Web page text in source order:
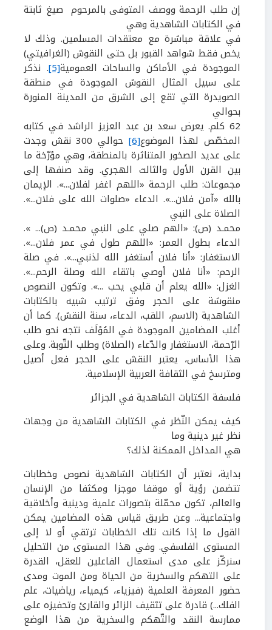
إن طلب الرحمة ووصف المتوفى بالمرحوم صيغ ثابتة
في الكتابات الشاهدية وهي
في علاقة مباشرة مع معتقدات المسلمين. وذلك لا
يخص فقط شواهد القبور بل حتى النقوش (الغرافيتي)
الموجودة في الأماكن والساحات العمومية[5]. نذكر
على سبيل المثال النقوش الموجودة في منطقة
الصويدرة التي تقع إلى الشرق من المدينة المنورة
بحوالي
62كلم. يعرض سعد بن عبد العزيز الراشد في كتابه
المخصّص لهذا الموضوع[6]حوالي 300نقش وجدت
على عديد الصخور المتناثرة بالمنطقة، وهي مؤرّخة ما
بين القرن الأول والثالث الهجري. وقد صنفها إلى
مجموعات: طلب الرحمة «اللهم اغفر لفلان...». الإيمان
بالله «آمن فلان...». الدعاء «صلوات الله على فلان...».
الصلاة على النبي
محمـد (ص): «الهم صلي على النبي محمـد (ص)... ».
الدعاء بطول العمر: «اللهم طول في عمر فلان...».
الاستغفار: «أنا فلان أستغفر الله لذنبي...». في صلة
الرحم: «أنا فلان أوصي باتقاء الله وصلة الرحم...».
الغزل: «الله يعلم أن قلبي يحب ...». وتكون النصوص
منقوشة على الحجر وفق ترتيب شبيه بالكتابات
الشاهدية (الاسم، اللقب، الدعاء، سنة النقش). كما أن
أغلب المضامين الموجودة في المُؤلَف تتجه نحو طلب
الرّحمة، الاستغفار والدّعاء (الصلاة) وطلب التّوبة. وعلى
هذا الأساس، يعتبر النقش على الحجر فعل أصيل
ومترسخ في الثقافة العربية الإسلامية.
فلسفة الكتابات الشاهدية في الجزائر
كيف يمكن النّظر في الكتابات الشاهدية من وجهات
نظر غير دينية وما
هي المداخل الممكنة لذلك؟
بداية، نعتبر أن الكتابات الشاهدية نصوص وخطابات
تتضمن رؤية أو موقفا موجزا ومكثفا من الإنسان
والعالم، تكون محمّلة بتصورات علمية ودينية وأخلاقية
واجتماعية... وعن طريق قياس هذه المضامين يمكن
القول ما إذا كانت تلك الخطابات ترتقي أو لا إلى
المستوى الفلسفي. وفي هذا المستوى من التحليل
سنركّز على مدى استعمال الفاعلين للعقل، القدرة
على التهكم والسخرية من الحياة ومن الموت ومدى
حضور المعرفة العلمية (فيزياء، كيمياء، رياضيات، علم
الفلك...) قادرة على تثقيف الزائر والقارئ وتحفيزه على
ممارسة النقد والتّهكم والسخرية من هذا الوضع